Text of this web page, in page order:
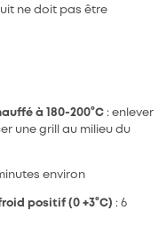
ne doit pas être
à 180-200°C : enlever
une grill au milieu du
environ
positif (0 +3°C) : 6